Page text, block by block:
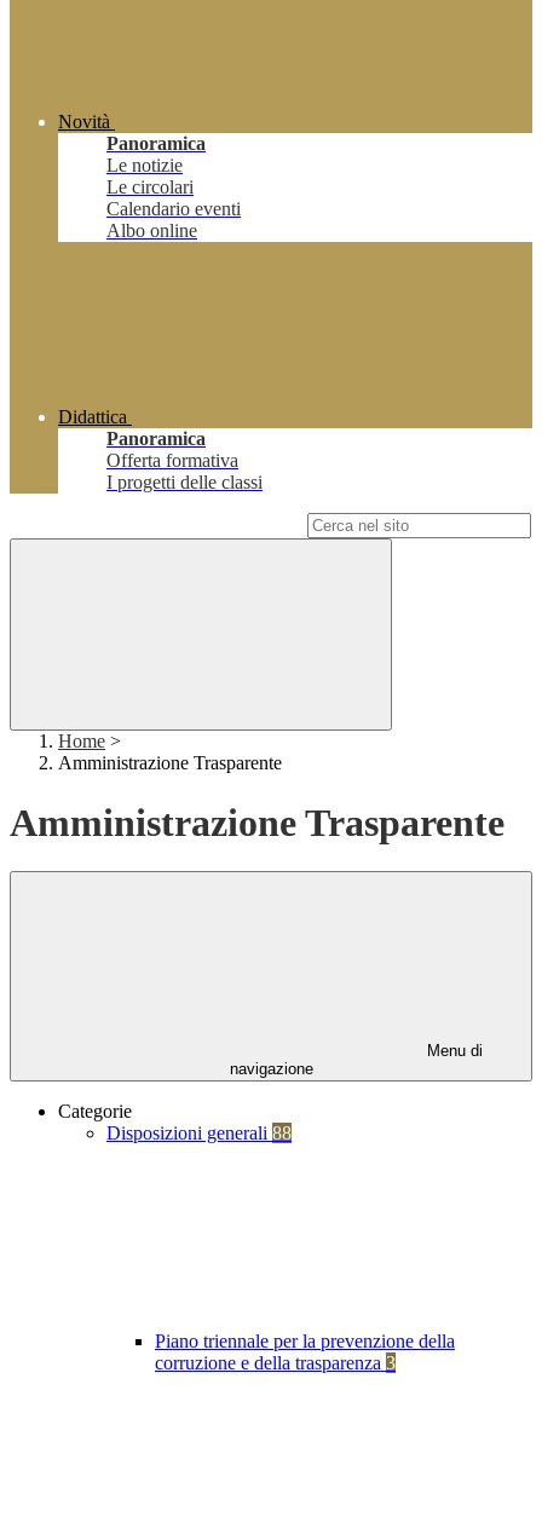
Novità
Panoramica
Le notizie
Le circolari
Calendario eventi
Albo online
Didattica
Panoramica
Offerta formativa
I progetti delle classi
Home >
Amministrazione Trasparente
Amministrazione Trasparente
Menu di
navigazione
Categorie
Disposizioni generali 88
Piano triennale per la prevenzione della
corruzione e della trasparenza 3